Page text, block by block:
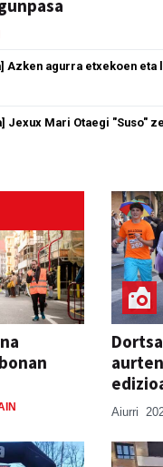
Azken agurra etxekoen eta
Jexux Mari Otaegi "Suso"
Aiurri